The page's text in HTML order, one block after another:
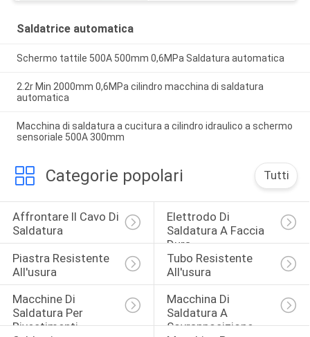
Saldatrice automatica
Schermo tattile 500A 500mm 0,6MPa Saldatura automatica
2.2r Min 2000mm 0,6MPa cilindro macchina di saldatura
automatica
Macchina di saldatura a cucitura a cilindro idraulico a schermo
sensoriale 500A 300mm
Categorie popolari Tutti
Affrontare Il Cavo Di
Saldatura
Elettrodo Di
Saldatura A Faccia
Dura
Piastra Resistente
All'usura
Tubo Resistente
All'usura
Macchine Di
Saldatura Per
Rivestimenti
Macchina Di
Saldatura A
Sovrapposizione